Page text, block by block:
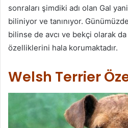
sonraları şimdiki adı olan Gal yani
biliniyor ve tanınıyor.
bilinse de avcı ve bekçi olarak
özelliklerini hala korumaktadır.
Welsh Terrier